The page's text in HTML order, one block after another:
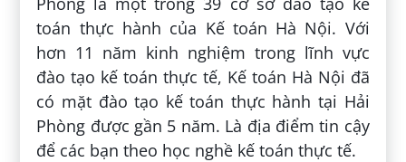
toán thực hành của Kế toán Hà Nội. Với
hơn 11 năm kinh nghiệm trong lĩnh vực
đào tạo kế toán thực tế, Kế toán Hà Nội đã
có mặt đào tạo kế toán thực hành tại Hải
Phòng được gần 5 năm. Là địa điểm tin cậy
để các bạn theo học nghề kế toán thực tế.